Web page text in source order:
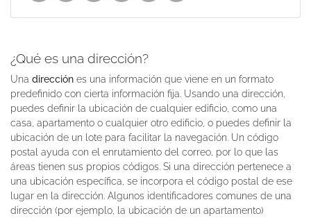
¿Qué es una dirección?
Una dirección es una información que viene en un formato
predefinido con cierta información fija. Usando una dirección,
puedes definir la ubicación de cualquier edificio, como una
casa, apartamento o cualquier otro edificio, o puedes definir la
ubicación de un lote para facilitar la navegación. Un código
postal ayuda con el enrutamiento del correo, por lo que las
áreas tienen sus propios códigos. Si una dirección pertenece a
una ubicación específica, se incorpora el código postal de ese
lugar en la dirección. Algunos identificadores comunes de una
dirección (por ejemplo, la ubicación de un apartamento)